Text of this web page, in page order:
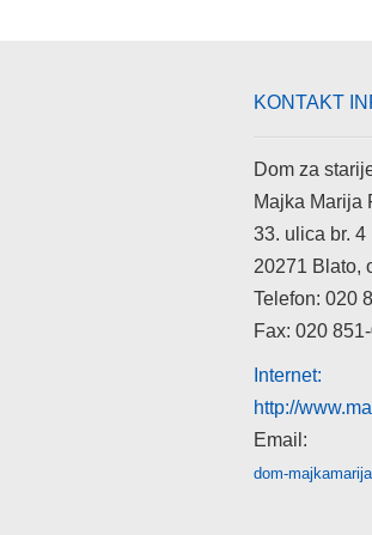
KONTAKT
Dom za
Majka Marija
33. ulica br. 4
20271 Blato,
Telefon: 020
Fax: 020
Internet:
http://
Email:
dom-